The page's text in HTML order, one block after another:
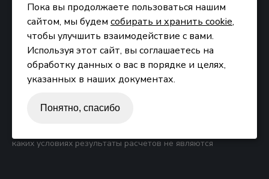
ООО «Космос» © 2026
Политика конфиденциальности
каких условиях результаты расчетов не являются
Пока вы продолжаете пользоваться нашим
сайтом, мы будем собирать и хранить cookie,
чтобы улучшить взаимодействие с вами.
Используя этот сайт, вы соглашаетесь на
обработку данных о вас в порядке и целях,
указанных в наших документах.
Понятно, спасибо